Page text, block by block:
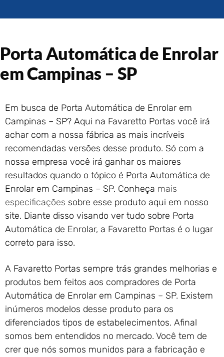
Enrolar em Rio das Ostras –
Enrolar em Queimados – RJ
Portão de Garagem de
Enrolar em Petrópolis – RJ
Enrolar em Nova Iguaçu – RJ
Portão de Garagem de
Enrolar em Nova Friburgo –
RJ
Porta Automática de Enrolar
em Campinas – SP
Em busca de Porta Automática de Enrolar em
Campinas – SP? Aqui na Favaretto Portas você irá
achar com a nossa fábrica as mais incríveis
recomendadas versões desse produto. Só com a
nossa empresa você irá ganhar os maiores
resultados quando o tópico é Porta Automática de
Enrolar em Campinas – SP. Conheça mais
especificações sobre esse produto aqui em nosso
site. Diante disso visando ver tudo sobre Porta
Automática de Enrolar, a Favaretto Portas é o lugar
correto para isso.
A Favaretto Portas sempre trás grandes melhorias e
produtos bem feitos aos compradores de Porta
Automática de Enrolar em Campinas – SP. Existem
inúmeros modelos desse produto para os
diferenciados tipos de estabelecimentos. Afinal
somos bem entendidos no mercado. Você tem de
crer que nós somos munidos para a fabricação e